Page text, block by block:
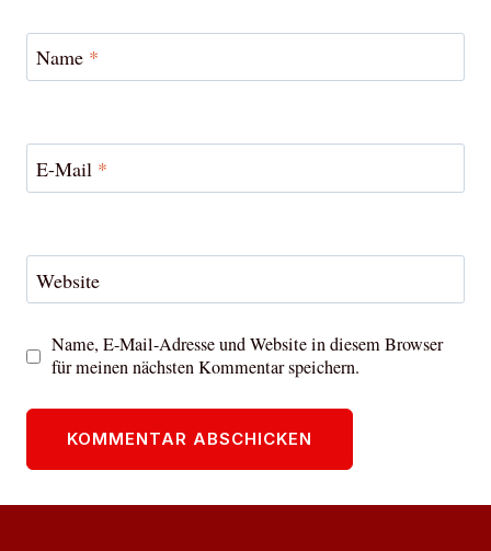
Name *
E-Mail *
Website
Name, E-Mail-Adresse und Website in diesem Browser
für meinen nächsten Kommentar speichern.